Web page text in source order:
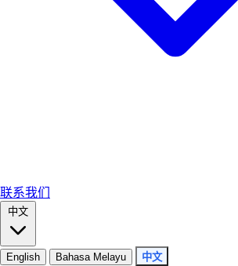
联系我们
中文
English Bahasa Melayu 中文